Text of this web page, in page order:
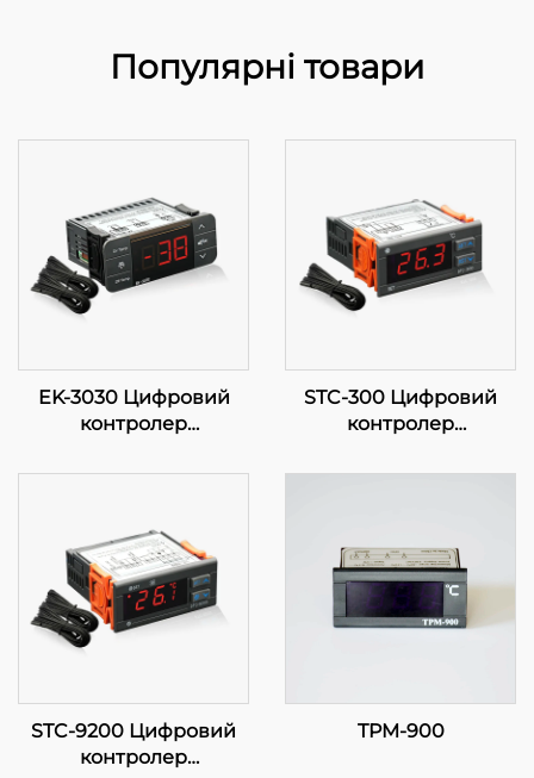
Популярні товари
EK-3030 Цифровий
контролер
Прогресивне
температури для
промислових та
комерційних
застосунків
STC-300 Цифровий
контролер
та функціональність
температурою
STC-9200 Цифровий
контролер
TPM-900